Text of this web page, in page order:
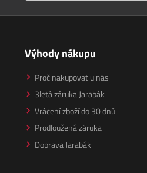
Výhody nákupu
Proč nakupovat u nás
3letá záruka Jarabák
Vrácení zboží do 30 dnů
Prodloužená záruka
Doprava Jarabák